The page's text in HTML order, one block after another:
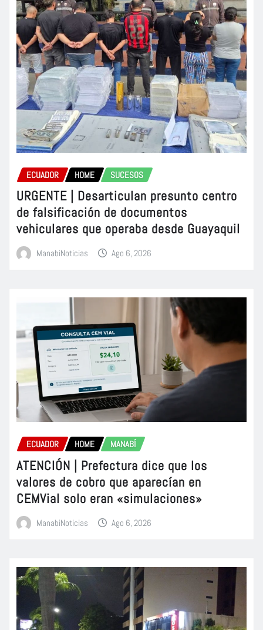
ECUADOR HOME SUCESOS
URGENTE | Desarticulan presunto centro
de falsificación de documentos
vehiculares que operaba desde Guayaquil
ManabiNoticias Ago 6, 2026
ECUADOR HOME MANABÍ
ATENCIÓN | Prefectura dice que los
valores de cobro que aparecían en
CEMVial solo eran «simulaciones»
ManabiNoticias Ago 6, 2026